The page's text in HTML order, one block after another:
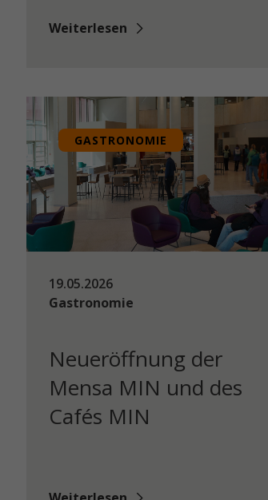
Weiterlesen
GASTRONOMIE
19.05.2026
Gastronomie
Neueröffnung der
Mensa MIN und des
Cafés MIN